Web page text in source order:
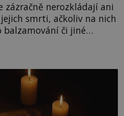
zázračně nerozkládají ani
smrti, ačkoliv na nich
balzamování či jiné
ostatky bývají
zemřelých. Jaké